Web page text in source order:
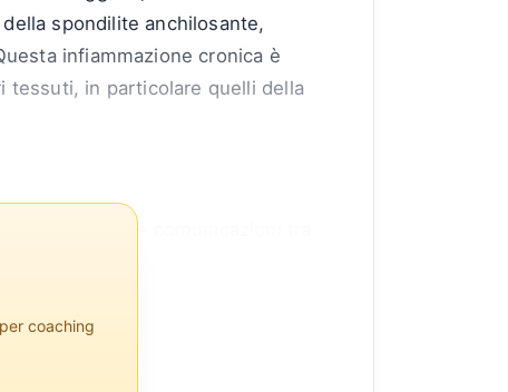
spondilite anchilosante,
infiammazione cronica è
tessuti, in particolare quelli della
interazioni e comunicazioni tra
coaching